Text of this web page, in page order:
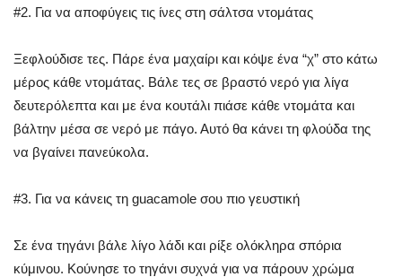
#2. Για να αποφύγεις τις ίνες στη σάλτσα ντομάτας
Ξεφλούδισε τες. Πάρε ένα μαχαίρι και κόψε ένα “χ” στο κάτω
μέρος κάθε ντομάτας. Βάλε τες σε βραστό νερό για λίγα
δευτερόλεπτα και με ένα κουτάλι πιάσε κάθε ντομάτα και
βάλτην μέσα σε νερό με πάγο. Αυτό θα κάνει τη φλούδα της
να βγαίνει πανεύκολα.
#3. Για να κάνεις τη guacamole σου πιο γευστική
Σε ένα τηγάνι βάλε λίγο λάδι και ρίξε ολόκληρα σπόρια
κύμινου. Κούνησε το τηγάνι συχνά για να πάρουν χρώμα